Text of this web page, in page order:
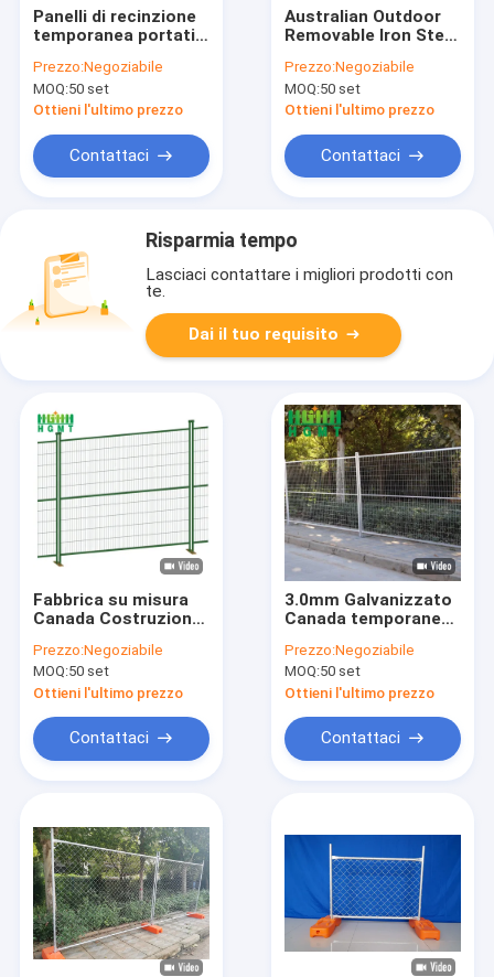
Panelli di recinzione
temporanea portatili
resistenti
Prezzo:Negoziabile
MOQ:50 set
Ottieni l'ultimo prezzo
Contattaci
Australian Outdoor
Removable Iron Steel
Fencing Panels
Security Building
Construction Event
Prezzo:Negoziabile
MOQ:50 set
Ottieni l'ultimo prezzo
Contattaci
Risparmia tempo
Lasciaci contattare i migliori prodotti con
te.
Dai il tuo requisito
Fabbrica su misura
Canada Costruzione
Recinzione
temporanea 6x10
Recinzione
temporanea
Prezzo:Negoziabile
MOQ:50 set
Ottieni l'ultimo prezzo
Contattaci
3.0mm Galvanizzato
Canada temporaneo
recinzione per la
costruzione
Prezzo:Negoziabile
MOQ:50 set
Ottieni l'ultimo prezzo
Contattaci